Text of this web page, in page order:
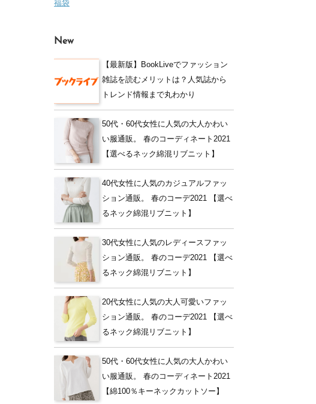
福袋
New
【最新版】BookLiveでファッション
雑誌を読むメリットは？人気誌から
トレンド情報まで丸わかり
50代・60代女性に人気の大人かわい
い服通販。 春のコーディネート2021
【選べるネック綿混リブニット】
40代女性に人気のカジュアルファッ
ション通販。 春のコーデ2021 【選べ
るネック綿混リブニット】
30代女性に人気のレディースファッ
ション通販。 春のコーデ2021 【選べ
るネック綿混リブニット】
20代女性に人気の大人可愛いファッ
ション通販。 春のコーデ2021 【選べ
るネック綿混リブニット】
50代・60代女性に人気の大人かわい
い服通販。 春のコーディネート2021
【綿100％キーネックカットソー】